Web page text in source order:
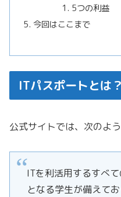
5つの利益
今回はここまで
ITパスポートとは？
公式サイトでは、次のよ
ITを利活用するすべ
となる学生が備えて